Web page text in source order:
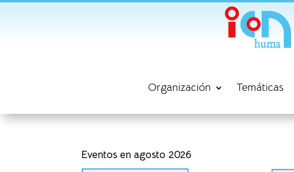
Organización Temáticas
Eventos en agosto 2026